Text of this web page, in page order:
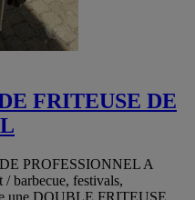
FRITEUSE DE
PROFESSIONNEL A
barbecue, festivals,
une DOUBLE FRITEUSE